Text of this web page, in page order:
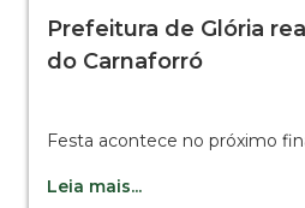
Prefeitura de Glória
do Carnaforró
Festa acontece no próximo
Leia mais...